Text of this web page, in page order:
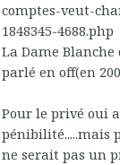
comptes-veut-
1848345-4688.php
La Dame
parlé en off(en
Pour le privé oui
pénibilité.....mais
ne serait pas un